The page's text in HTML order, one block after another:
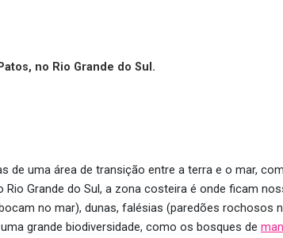
no Rio Grande do Sul.
de uma área de transição entre a terra e o mar,
Rio Grande do Sul, a zona costeira é onde ficam
no mar), dunas, falésias (paredões rochosos
grande biodiversidade, como os bosques de